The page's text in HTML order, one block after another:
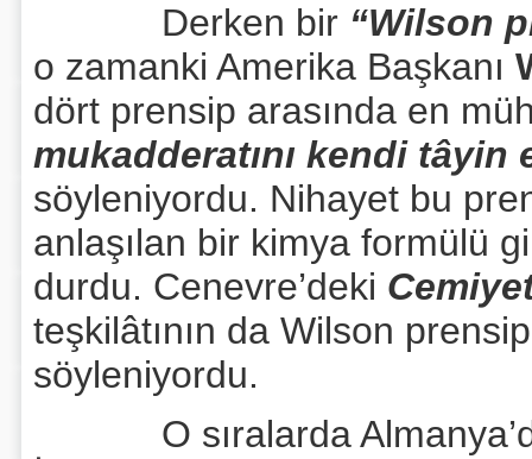
Derken bir “Wilson
o zamanki Amerika Başkanı
dört prensip arasında en
mukadderatını kendi tâyin
söyleniyordu. Nihayet bu
anlaşılan bir kimya formülü
durdu. Cenevre’deki
teşkilâtının da Wilson
söyleniyordu.
O sıralarda Almanya’da